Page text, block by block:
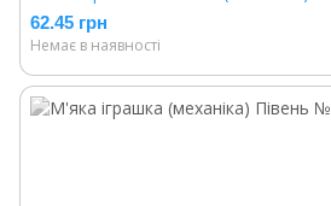
62.45 грн
Немає в наявності